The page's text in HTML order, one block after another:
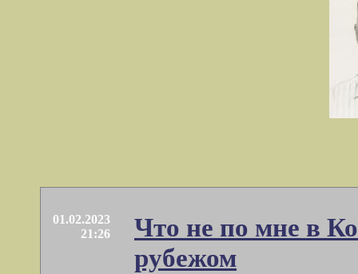
01.02.2023
21:26
Что не по мне в
рубежом